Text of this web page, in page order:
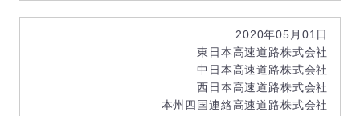
2020年05月01日
東日本高速道路株式会社
中日本高速道路株式会社
西日本高速道路株式会社
本州四国連絡高速道路株式会社